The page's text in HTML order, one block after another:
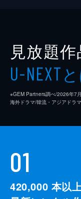
見放題
U-NEXT
※GEM Partners調べ/2026年7
海外ドラマ/韓流・アジアドラ
01
420,000 本以